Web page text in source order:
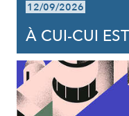
12/09/2026
À CUI-CUI